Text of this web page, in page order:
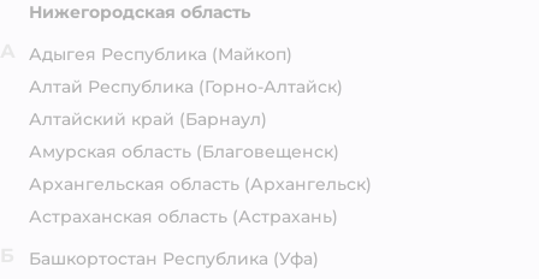
Нижегородская область
Адыгея Республика (Майкоп)
Алтай Республика (Горно-Алтайск)
Алтайский край (Барнаул)
Амурская область (Благовещенск)
Архангельская область (Архангельск)
Астраханская область (Астрахань)
Башкортостан Республика (Уфа)